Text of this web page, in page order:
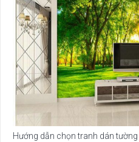
Hướng dẫn chọn tranh dán